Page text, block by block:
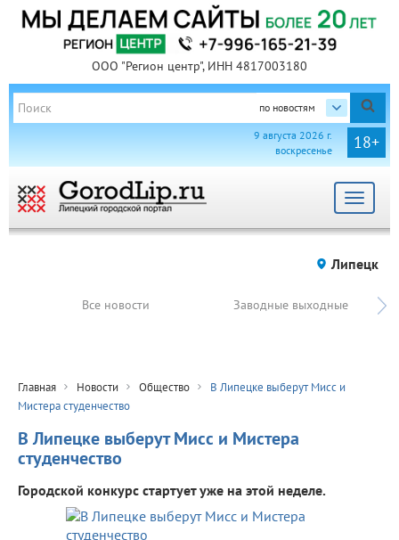
ООО "Регион центр", ИНН 4817003180
по новостям
18+
9 августа 2026 г.
воскресенье
Toggle
Липецк
Все новости Заводные выходные
Главная Новости Общество
В Липецке выберут Мисс и
Мистера студенчество
В Липецке выберут Мисс и Мистера
студенчество
Городской конкурс стартует уже на этой неделе.